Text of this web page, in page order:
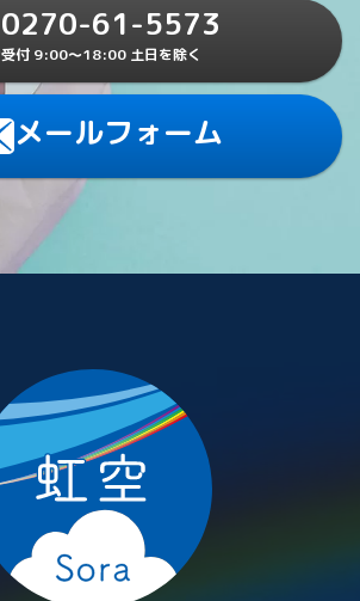
0270-61-5573
受付 9:00～18:00 土日を除く
メールフォーム